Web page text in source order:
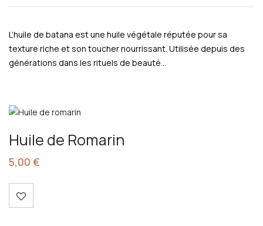
L’huile de batana est une huile végétale réputée pour sa
texture riche et son toucher nourrissant. Utilisée depuis des
générations dans les rituels de beauté…
Huile de Romarin
5,00 €